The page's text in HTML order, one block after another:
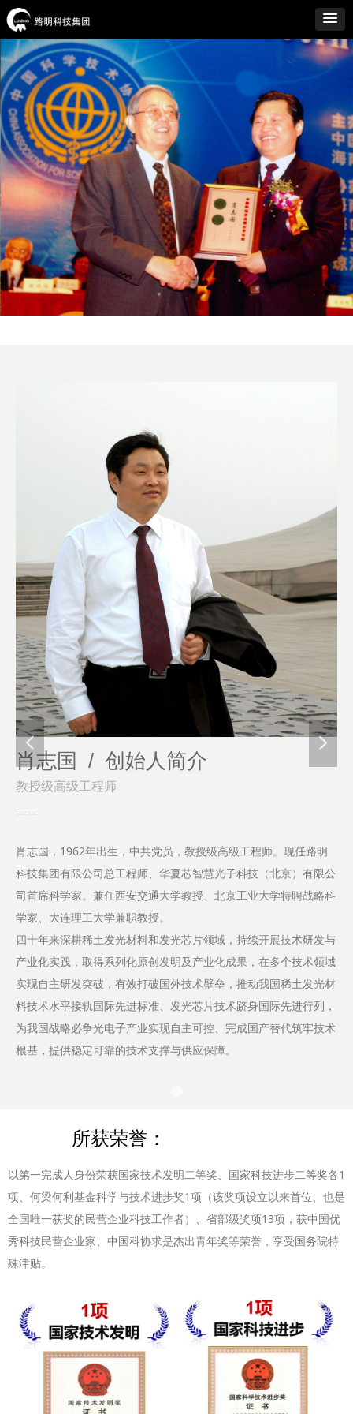
所获荣誉：
以第一完成人身份荣获国家技术发明二等奖、国家科技进步二等奖各1
项、何梁何利基金科学与技术进步奖1项（该奖项设立以来首位、也是
全国唯一获奖的民营企业科技工作者）、省部级奖项13项，获中国优
秀科技民营企业家、中国科协求是杰出青年奖等荣誉，享受国务院特
殊津贴。
肖志国 / 创始人简介
教授级高级工程师
——
肖志国，1962年出生，中共党员，教授级高级工程师。现任路明
科技集团有限公司总工程师、华夏芯智慧光子科技（北京）有限公
司首席科学家。兼任西安交通大学教授、北京工业大学特聘战略科
学家、大连理工大学兼职教授。
四十年来深耕稀土发光材料和发光芯片领域，持续开展技术研发与
产业化实践，取得系列化原创发明及产业化成果，在多个技术领域
实现自主研发突破，有效打破国外技术壁垒，推动我国稀土发光材
料技术水平接轨国际先进标准、发光芯片技术跻身国际先进行列，
为我国战略必争光电子产业实现自主可控、完成国产替代筑牢技术
根基，提供稳定可靠的技术支撑与供应保障。
넳 넲